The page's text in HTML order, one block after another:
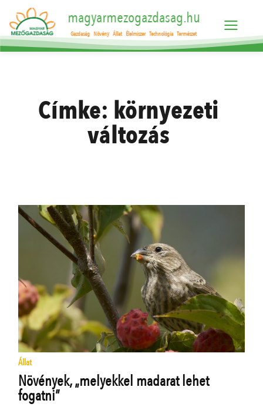
magyarmezogazdasag.hu
Gazdaság Növény Állat Élelmiszer Technológia Természet
Címke: környezeti
változás
Állat
Növények, „melyekkel madarat lehet
fogatni”